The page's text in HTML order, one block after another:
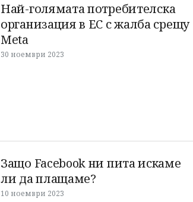
Най-голямата потребителска
организация в ЕС с жалба срещу
Meta
30 ноември 2023
Защо Facebook ни пита искаме
ли да плащаме?
10 ноември 2023